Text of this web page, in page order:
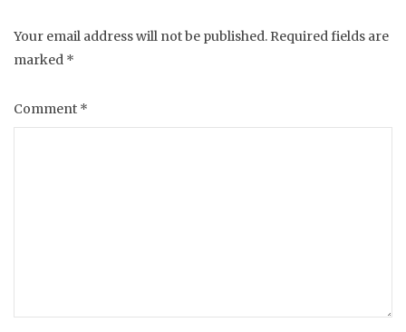
Your email address will not be published. Required fields are
marked *
Comment *